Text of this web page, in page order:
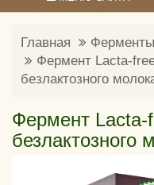
Главная
Фермент Lacta-
безлактозного
Фермент Lacta-
безлактозного